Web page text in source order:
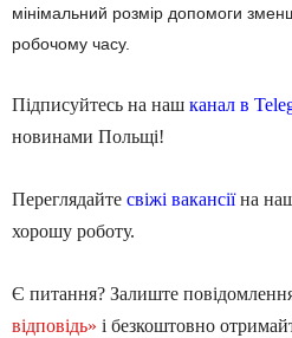
мінімальний розмір допомоги
робочому часу.
Підписуйтесь на наш канал в
новинами Польщі!
Переглядайте свіжі вакансіїна
хорошу роботу.
Є питання? Залиште повідомлення
відповідь» і безкоштовно